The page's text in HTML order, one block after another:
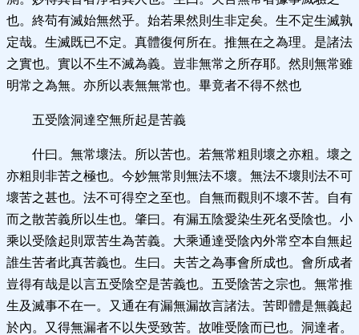
也。終苟有滅始無然乎。始若果然則生非定矣。生不定生滅孰
定哉。生滅既已不定。真體復何所在。推無在之為理。是諸法
之實也。實以不生不滅為義。豈非無常之所存耶。然則無常雖
明常之為無。亦所以表無無常也。畢竟者不得不然也
五受陰洞達空無所起是苦義
什曰。無常壞法。所以苦也。若無常粗則壞之亦粗。壞之
亦粗則非苦之極也。今妙無常則無法不壞。無法不壞則法不可
壞苦之甚也。法不可得空之至也。自無而觀則不壞不苦。自有
而之散苦義所以生也。肇曰。有漏五陰愛染生死名受陰也。小
乘以受陰起則眾苦生為苦義。大乘通達受陰內外常空本自無起
誰生苦者此真苦義也。生曰。夫苦之為事會所成也。會所成者
豈得有哉是以言五受陰空是苦義也。五受陰苦之宗也。無常推
生及滅事不在一。又通在有漏無漏故言諸法。苦即體是無義起
於內。又得無漏者不以失受致苦。故唯受陰而已也。洞達者。